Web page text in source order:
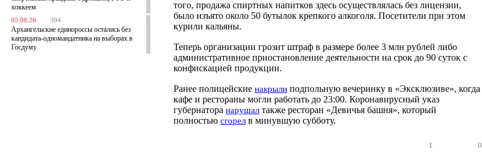
хоккеем
05.08.26 394
Архангельские единороссы остались без
кандидата-одномандатника на выборах в
Госдуму
того, продажа спиртных напитков здесь осуществлялась без лицензии,
было изъято около 50 бутылок крепкого алкоголя. Посетители при этом
курили кальяны.
Теперь организации грозит штраф в размере более 3 млн рублей либо
административное приостановление деятельности на срок до 90 суток с
конфискацией продукции.
Ранее полицейские накрыли подпольную вечеринку в «Эксклюзиве», когда
кафе и рестораны могли работать до 23:00. Коронавирусный указ
губернатора нарушал также ресторан «Девичья башня», который
полностью сгорел в минувшую субботу.
1 0